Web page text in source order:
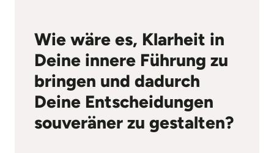
Wie wäre es, Klarheit in
Deine innere Führung zu
bringen und dadurch
Deine Entscheidungen
souveräner zu gestalten?